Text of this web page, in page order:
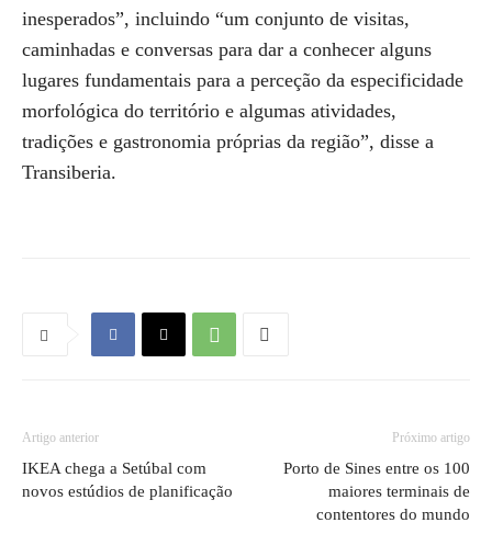
inesperados”, incluindo “um conjunto de visitas,
caminhadas e conversas para dar a conhecer alguns
lugares fundamentais para a perceção da especificidade
morfológica do território e algumas atividades,
tradições e gastronomia próprias da região”, disse a
Transiberia.
Artigo anterior
IKEA chega a Setúbal com
novos estúdios de planificação
Próximo artigo
Porto de Sines entre os 100
maiores terminais de
contentores do mundo